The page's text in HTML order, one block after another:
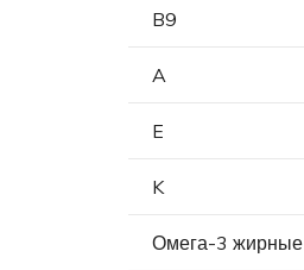
B9
A
E
K
Омега-3 жирные